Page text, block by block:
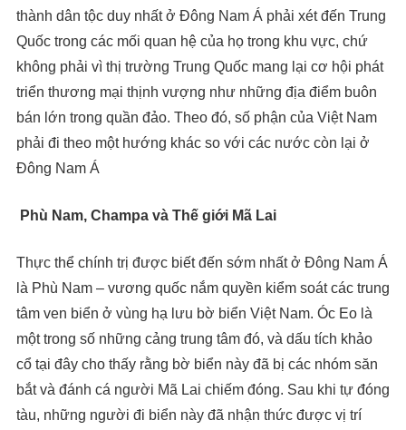
thành dân tộc duy nhất ở Đông Nam Á phải xét đến Trung
Quốc trong các mối quan hệ của họ trong khu vực, chứ
không phải vì thị trường Trung Quốc mang lại cơ hội phát
triển thương mại thịnh vượng như những địa điểm buôn
bán lớn trong quần đảo. Theo đó, số phận của Việt Nam
phải đi theo một hướng khác so với các nước còn lại ở
Đông Nam Á
Phù Nam, Champa và Thế giới Mã Lai
Thực thể chính trị được biết đến sớm nhất ở Đông Nam Á
là Phù Nam – vương quốc nắm quyền kiểm soát các trung
tâm ven biển ở vùng hạ lưu bờ biển Việt Nam. Óc Eo là
một trong số những cảng trung tâm đó, và dấu tích khảo
cổ tại đây cho thấy rằng bờ biển này đã bị các nhóm săn
bắt và đánh cá người Mã Lai chiếm đóng. Sau khi tự đóng
tàu, những người đi biển này đã nhận thức được vị trí